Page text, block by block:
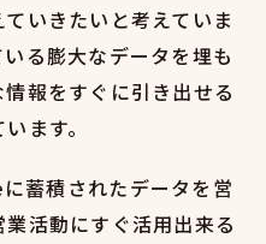
いきたいと考えていま
る膨大なデータを埋も
報をすぐに引き出せる
ます。
蓄積されたデータを営
活動にすぐ活用出来る